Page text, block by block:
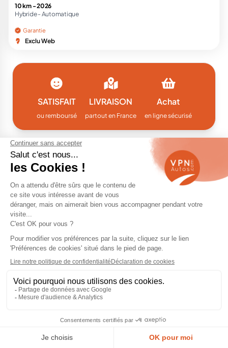
10 km -2026
Hybride - Automatique
Garantie
Exclu Web
SATISFAIT
ou remboursé
LIVRAISON
partout en France
Achat
en ligne sécurisé
Voitures d’occasion par ville
Voiture occasion Alès
Voiture occasion Angers
Voiture occasion Beaune
Voiture occasion Bergerac
Voiture occasion Bordeaux